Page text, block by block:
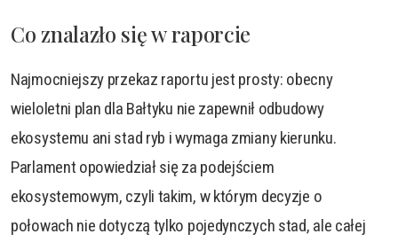
Co znalazło się w raporcie
Najmocniejszy przekaz raportu jest prosty: obecny
wieloletni plan dla Bałtyku nie zapewnił odbudowy
ekosystemu ani stad ryb i wymaga zmiany kierunku.
Parlament opowiedział się za podejściem
ekosystemowym, czyli takim, w którym decyzje o
połowach nie dotyczą tylko pojedynczych stad, ale całej